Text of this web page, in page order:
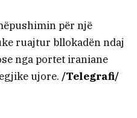
për një
ruajtur bllokadën ndaj
nga portet iraniane
ujore. /Telegrafi/